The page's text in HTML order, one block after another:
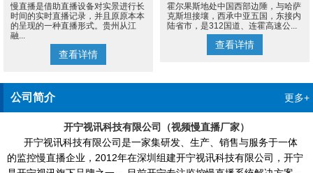
直播设备案例
慢直播是借助直播设备对实景进行长
时间的实时直播记录，并且原原本本
的呈现的一种直播形式。贵州从江
融...
查看详情
霍尔果斯地处中国西部边陲，与哈萨
克斯坦接壤，西承中亚五国，东接内
陆省市，是312国道、连霍高速公...
查看详情
公司简介 更多+
开宁视讯科技有限公司（视频慢直播厂家）
开宁视讯科技有限公司是一家集研发、生产、销售与服务于一体
的监控慢直播企业，2012年在深圳组建开宁视讯科技有限公司，开宁